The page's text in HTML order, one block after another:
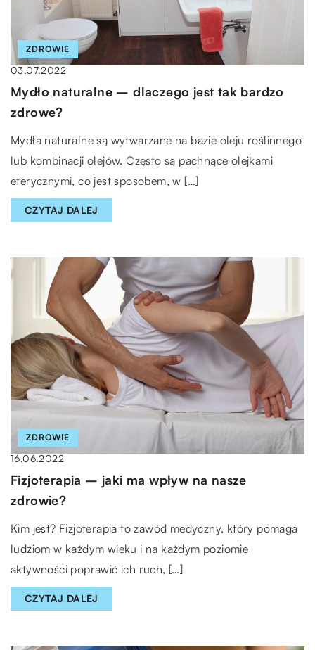
ZDROWIE
03.07.2022
Mydło naturalne – dlaczego jest tak bardzo
zdrowe?
Mydła naturalne są wytwarzane na bazie oleju roślinnego
lub kombinacji olejów. Często są pachnące olejkami
eterycznymi, co jest sposobem, w […]
CZYTAJ DALEJ
ZDROWIE
16.06.2022
Fizjoterapia – jaki ma wpływ na nasze
zdrowie?
Kim jest? Fizjoterapia to zawód medyczny, który pomaga
ludziom w każdym wieku i na każdym poziomie
aktywności poprawić ich ruch, […]
CZYTAJ DALEJ